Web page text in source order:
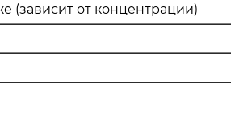
(зависит от концентрации)